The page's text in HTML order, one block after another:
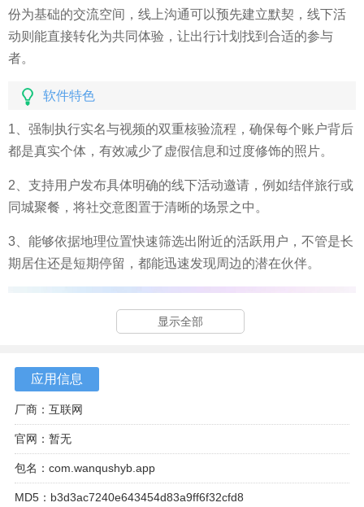
份为基础的交流空间，线上沟通可以预先建立默契，线下活
动则能直接转化为共同体验，让出行计划找到合适的参与
者。
软件特色
1、强制执行实名与视频的双重核验流程，确保每个账户背后
都是真实个体，有效减少了虚假信息和过度修饰的照片。
2、支持用户发布具体明确的线下活动邀请，例如结伴旅行或
同城聚餐，将社交意图置于清晰的场景之中。
3、能够依据地理位置快速筛选出附近的活跃用户，不管是长
期居住还是短期停留，都能迅速发现周边的潜在伙伴。
显示全部
应用信息
厂商：互联网
官网：暂无
包名：com.wanqushyb.app
MD5：b3d3ac7240e643454d83a9ff6f32cfd8